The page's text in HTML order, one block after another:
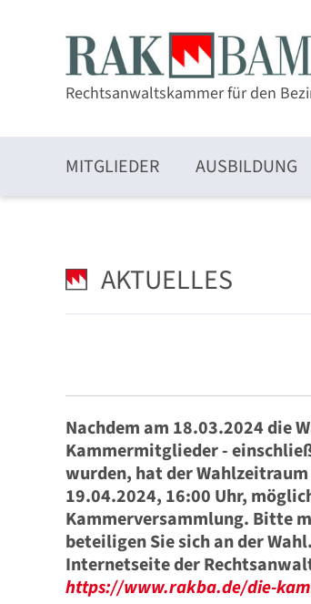
Rechtsanwaltskammer für den
MITGLIEDER
Stellenmarkt
AUSBILDUNG
AKTUELLES
Nachdem am 18.03.2024 die
Kammermitglieder -
wurden, hat der
19.04.2024, 16:00 Uhr,
Kammerversammlung. Bitte
beteiligen Sie sich an der
Internetseite der
https://www.rakba.de/die-